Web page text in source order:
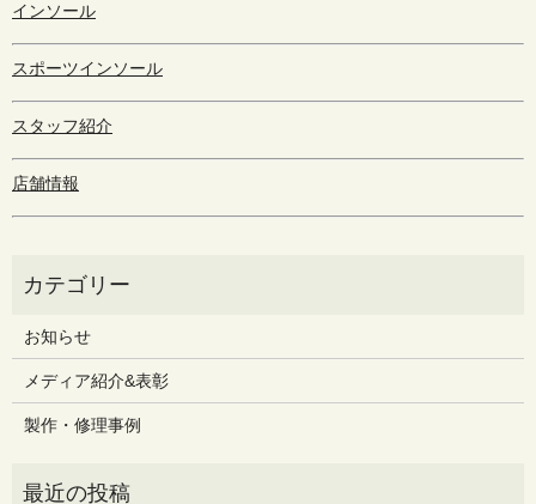
インソール
スポーツインソール
スタッフ紹介
店舗情報
お知らせ
メディア紹介&表彰
製作・修理事例